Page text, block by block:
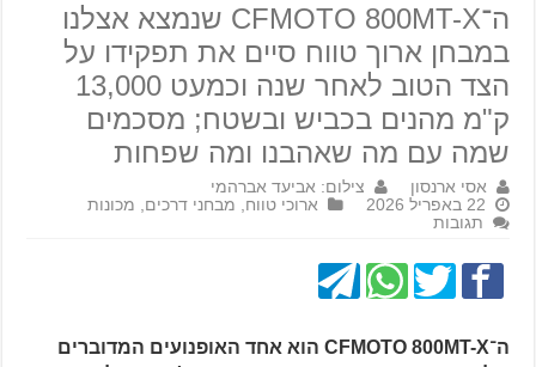
ה־CFMOTO 800MT-X שנמצא אצלנו
במבחן ארוך טווח סיים את תפקידו על
הצד הטוב לאחר שנה וכמעט 13,000
ק"מ מהנים בכביש ובשטח; מסכמים
שמה עם מה שאהבנו ומה שפחות
אסי ארנסון
צילום: אביעד אברהמי
22 באפריל 2026
ארוכי טווח מבחני דרכים
מכונות
תגובות
ה־CFMOTO 800MT-X הוא אחד האופנועים המדוברים